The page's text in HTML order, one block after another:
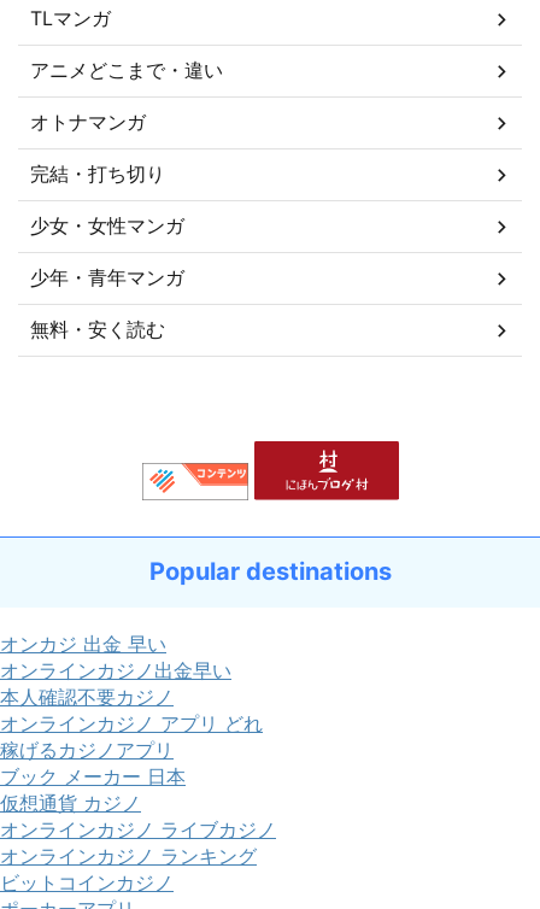
TLマンガ
アニメどこまで・違い
オトナマンガ
完結・打ち切り
少女・女性マンガ
少年・青年マンガ
無料・安く読む
Popular destinations
オンカジ 出金 早い
オンラインカジノ出金早い
本人確認不要カジノ
オンラインカジノ アプリ どれ
稼げるカジノアプリ
ブック メーカー 日本
仮想通貨 カジノ
オンラインカジノ ライブカジノ
オンラインカジノ ランキング
ビットコインカジノ